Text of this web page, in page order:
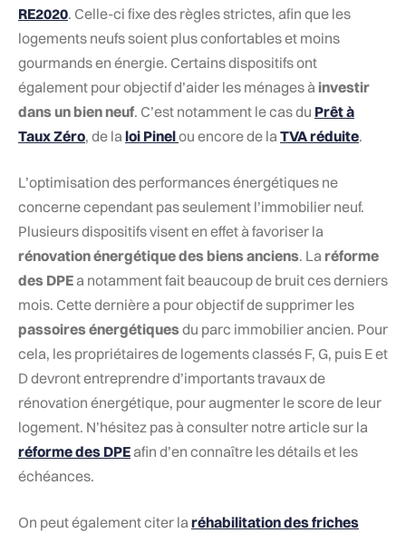
RE2020. Celle-ci fixe des règles strictes, afin que les
logements neufs soient plus confortables et moins
gourmands en énergie. Certains dispositifs ont
également pour objectif d’aider les ménages à investir
dans un bien neuf. C’est notamment le cas du Prêt à
Taux Zéro, de la loi Pinelou encore de la TVA réduite.
L’optimisation des performances énergétiques ne
concerne cependant pas seulement l’immobilier neuf.
Plusieurs dispositifs visent en effet à favoriser la
rénovation énergétique des biens anciens. La réforme
des DPEa notamment fait beaucoup de bruit ces derniers
mois. Cette dernière a pour objectif de supprimer les
passoires énergétiquesdu parc immobilier ancien. Pour
cela, les propriétaires de logements classés F, G, puis E et
D devront entreprendre d’importants travaux de
rénovation énergétique, pour augmenter le score de leur
logement. N’hésitez pas à consulter notre article sur la
réforme des DPEafin d’en connaître les détails et les
échéances.
On peut également citer la réhabilitation des friches